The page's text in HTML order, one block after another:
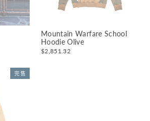
Mountain Warfare School
Hoodie Olive
$2,851.32
完售